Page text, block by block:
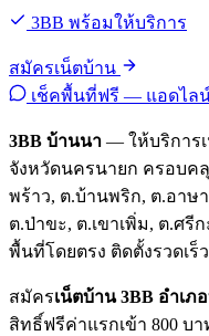
3BB พร้อมให้บริการ
สมัครเน็ตบ้าน
เช็คพื้นที่ฟรี — แอดไลน์
3BB บ้านนา — ให้บริการ
จังหวัดนครนายก ครอบค
พร้าว, ต.บ้านพริก, ต.อาษ
ต.ป่าขะ, ต.เขาเพิ่ม, ต.ศรี
พื้นที่โดยตรง ติดตั้งรวดเร็
สมัครเน็ตบ้าน 3BB อำเภ
สิทธิ์ฟรีค่าแรกเข้า 800 บ